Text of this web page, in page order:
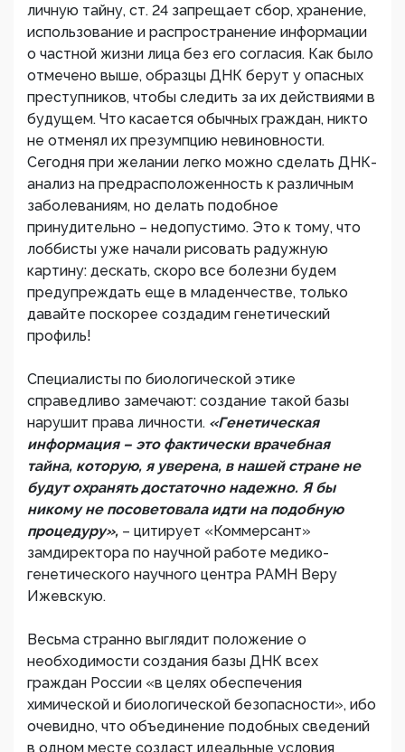
личную тайну, ст. 24 запрещает сбор, хранение,
использование и распространение информации
о частной жизни лица без его согласия. Как было
отмечено выше, образцы ДНК берут у опасных
преступников, чтобы следить за их действиями в
будущем. Что касается обычных граждан, никто
не отменял их презумпцию невиновности.
Сегодня при желании легко можно сделать ДНК-
анализ на предрасположенность к различным
заболеваниям, но делать подобное
принудительно – недопустимо. Это к тому, что
лоббисты уже начали рисовать радужную
картину: дескать, скоро все болезни будем
предупреждать еще в младенчестве, только
давайте поскорее создадим генетический
профиль!
Специалисты по биологической этике
справедливо замечают: создание такой базы
нарушит права личности. «Генетическая
информация – это фактически врачебная
тайна, которую, я уверена, в нашей стране не
будут охранять достаточно надежно. Я бы
никому не посоветовала идти на подобную
процедуру», – цитирует «Коммерсант»
замдиректора по научной работе медико-
генетического научного центра РАМН Веру
Ижевскую.
Весьма странно выглядит положение о
необходимости создания базы ДНК всех
граждан России «в целях обеспечения
химической и биологической безопасности», ибо
очевидно, что объединение подобных сведений
в одном месте создаст идеальные условия